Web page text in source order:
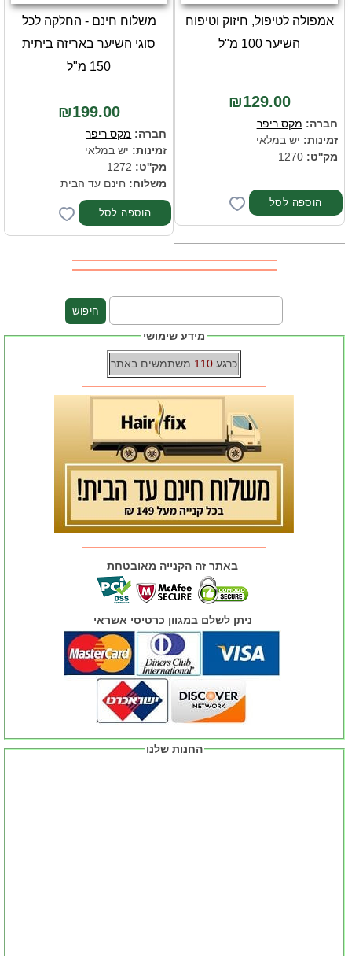
אמפולה לטיפול, חיזוק וטיפוח
השיער 100 מ"ל
₪129.00
חברה: מקס ריפר
זמינות: יש במלאי
מק''ט: 1270
משלוח חינם - החלקה לכל
סוגי השיער באריזה ביתית
150 מ"ל
₪199.00
חברה: מקס ריפר
זמינות: יש במלאי
מק''ט:
משלוח: חינם עד הבית
מידע שימושי
כרגע 110 משתמשים באתר
החנות שלנו